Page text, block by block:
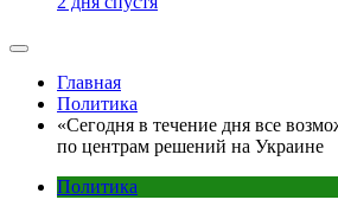
Главная
Политика
«Сегодня в течение дня все
по центрам решений на Украине
Политика